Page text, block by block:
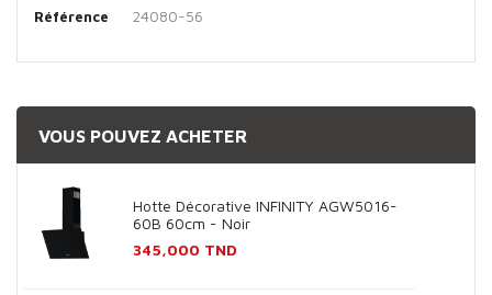
Référence 24080-56
VOUS POUVEZ ACHETER
Hotte Décorative INFINITY AGW5016-
60B 60cm - Noir
Prix
345,000 TND